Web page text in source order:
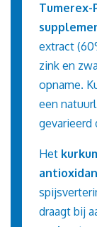
extract
zink en
opname.
een
Het
draagt bij